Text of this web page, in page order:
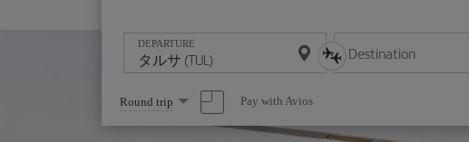
DEPARTURE Destination
Select
one
option
Round trip Pay with Avios